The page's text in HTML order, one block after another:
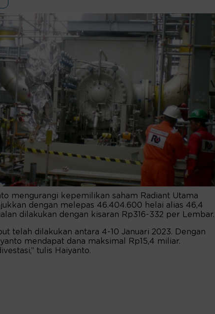
mengurangi kepemilikan saham Radiant Utama
dengan melepas 46.404.600 helai alias 46,4
dilakukan dengan kisaran Rp316-332 per Lembar.
telah dilakukan antara 4-10 Januari 2023. Dengan
mendapat dana maksimal Rp15,4 miliar.
tulis Haiyanto.